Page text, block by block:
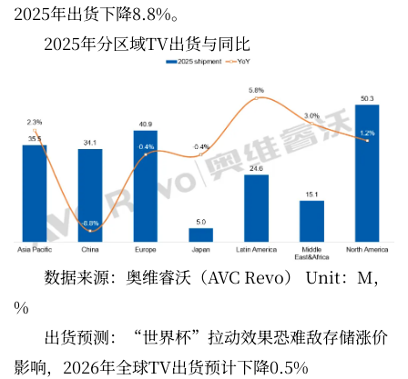
2025年出货下降8.8%。
2025年分区域TV出货与同比
数据来源：奥维睿沃（AVC Revo） Unit：M，
%
出货预测：“世界杯”拉动效果恐难敌存储涨价
影响，2026年全球TV出货预计下降0.5%